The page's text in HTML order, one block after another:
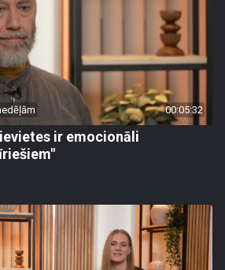
00:05:32
ir emocionāli